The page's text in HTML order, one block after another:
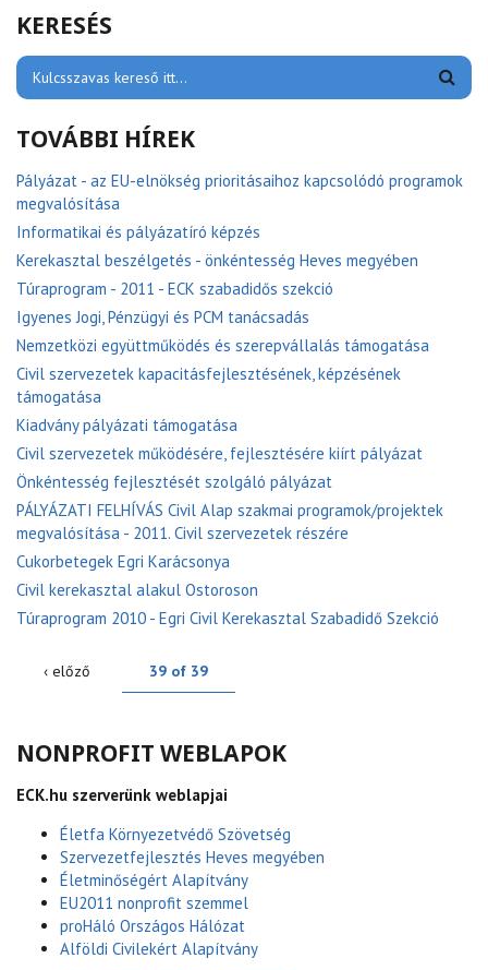
KERESÉS
TOVÁBBI HÍREK
Pályázat - az EU-elnökség prioritásaihoz kapcsolódó programok
megvalósítása
Informatikai és pályázatíró képzés
Kerekasztal beszélgetés - önkéntesség Heves megyében
Túraprogram - 2011 - ECK szabadidős szekció
Igyenes Jogi, Pénzügyi és PCM tanácsadás
Nemzetközi együttműködés és szerepvállalás támogatása
Civil szervezetek kapacitásfejlesztésének, képzésének
támogatása
Kiadvány pályázati támogatása
Civil szervezetek működésére, fejlesztésére kiírt pályázat
Önkéntesség fejlesztését szolgáló pályázat
PÁLYÁZATI FELHÍVÁS Civil Alap szakmai programok/projektek
megvalósítása - 2011. Civil szervezetek részére
Cukorbetegek Egri Karácsonya
Civil kerekasztal alakul Ostoroson
Túraprogram 2010 - Egri Civil Kerekasztal Szabadidő Szekció
‹ előző 39 of 39
NONPROFIT WEBLAPOK
ECK.hu szerverünk weblapjai
Életfa Környezetvédő Szövetség
Szervezetfejlesztés Heves megyében
Életminőségért Alapítvány
EU2011 nonprofit szemmel
proHáló Országos Hálózat
Alföldi Civilekért Alapítvány